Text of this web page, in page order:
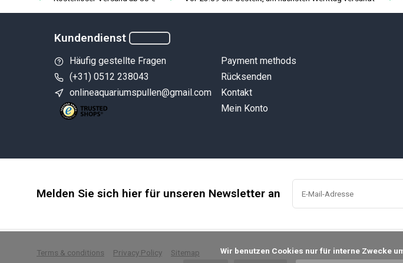
Kundendienst
Häufig gestellte Fragen
(+31) 0512 238043
onlineaquariumspullen@gmail.com
Payment methods
Rücksenden
Kontakt
Mein Konto
Melden Sie sich hier für unseren Newsletter an
Terms & conditions Privacy Policy
Sitemap
            Wir benutzen Cookies nur für interne Zwecke um den Webshop zu verbessern. Ist das in Ordnung?